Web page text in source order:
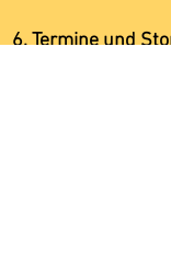
6. Termine und